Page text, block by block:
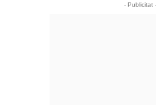
- Publicitat -